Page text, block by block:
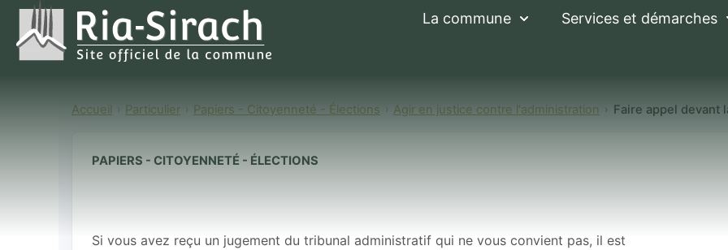
La commune Services et démarches
Accueil Particulier Papiers - Citoyenneté - Élections Agir en justice contre l'administration Faire appel devant
PAPIERS - CITOYENNETÉ - ÉLECTIONS
Faire appel devant la cour
d'appel (CAA)
Si vous avez reçu un jugement du tribunal administratif qui ne vous convient pas, il est